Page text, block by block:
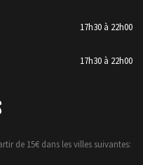
17h30 à 22h00
17h30 à 22h00
de 15€ dans les villes suivantes: